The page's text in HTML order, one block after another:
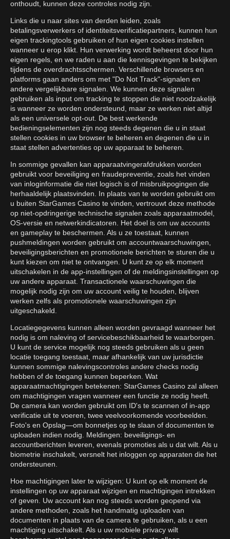
onthoudt, kunnen deze controles nodig zijn.
Links die u naar sites van derden leiden, zoals
betalingsverwerkers of identiteitsverificatiepartners, kunnen hun
eigen trackingtools gebruiken of hun eigen cookies instellen
wanneer u erop klikt. Hun verwerking wordt beheerst door hun
eigen regels, en we raden u aan die kennisgevingen te bekijken
tijdens de overdrachtsschermen. Verschillende browsers en
platforms gaan anders om met "Do Not Track"-signalen en
andere vergelijkbare signalen. We kunnen deze signalen
gebruiken als input om tracking te stoppen die niet noodzakelijk
is wanneer ze worden ondersteund, maar ze werken niet altijd
als een universele opt-out. De best werkende
bedieningselementen zijn nog steeds degenen die u in staat
stellen cookies in uw browser te beheren en degenen die u in
staat stellen advertenties op uw apparaat te beheren.
In sommige gevallen kan apparaatvingerafdrukken worden
gebruikt voor beveiliging en fraudepreventie, zoals het vinden
van inloginformatie die niet logisch is of misbruikpogingen die
herhaaldelijk plaatsvinden. In plaats van te worden gebruikt om
u buiten StarGames Casino te vinden, vertrouwt deze methode
op niet-opdringerige technische signalen zoals apparaatmodel,
OS-versie en netwerkindicatoren. Het doel is om uw accounts
en gameplay te beschermen. Als u ze toestaat, kunnen
pushmeldingen worden gebruikt om accountwaarschuwingen,
beveiligingsberichten en promotionele berichten te sturen die u
kunt kiezen om niet te ontvangen. U kunt ze op elk moment
uitschakelen in de app-instellingen of de meldingsinstellingen op
uw andere apparaat. Transactionele waarschuwingen die
mogelijk nodig zijn om uw account veilig te houden, blijven
werken zelfs als promotionele waarschuwingen zijn
uitgeschakeld.
Locatiegegevens kunnen alleen worden gevraagd wanneer het
nodig is om naleving of servicebeschikbaarheid te waarborgen.
U kunt de service mogelijk nog steeds gebruiken als u geen
locatie toegang toestaat, maar afhankelijk van uw jurisdictie
kunnen sommige nalevingscontroles andere checks nodig
hebben of de toegang kunnen beperken. Wat
apparaatmachtigingen betekenen: StarGames Casino zal alleen
om machtigingen vragen wanneer een functie ze nodig heeft.
De camera kan worden gebruikt om ID's te scannen of in-app
verificatie uit te voeren, twee veelvoorkomende voorbeelden.
Foto's en Opslag—om bonnetjes op te slaan of documenten te
uploaden indien nodig. Meldingen: beveiligings- en
accountberichten leveren, evenals promoties als u dat wilt. Als u
biometrie inschakelt, versnelt het inloggen op apparaten die het
ondersteunen.
Hoe machtigingen later te wijzigen: U kunt op elk moment de
instellingen op uw apparaat wijzigen en machtigingen intrekken
of geven. Uw account kan nog steeds worden geopend via
andere methoden, zoals het handmatig uploaden van
documenten in plaats van de camera te gebruiken, als u een
machtiging uitschakelt. Als u uw mobiele privacy wilt